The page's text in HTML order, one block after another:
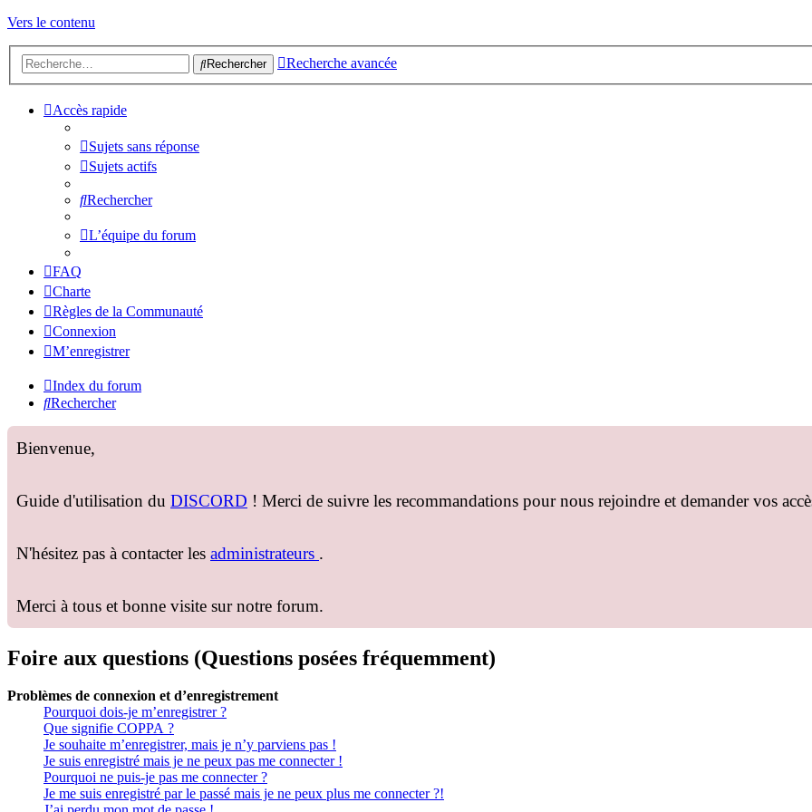
Vers le contenu
Rechercher Recherche avancée
Accès rapide
Sujets sans réponse
Sujets actifs
Rechercher
L’équipe du forum
FAQ
Charte
Règles de la Communauté
Connexion
M’enregistrer
Index du forum
Rechercher
Bienvenue,
Guide d'utilisation du DISCORD ! Merci de suivre les recommandations pour nous rejoindre et demander vos
N'hésitez pas à contacter les administrateurs .
Merci à tous et bonne visite sur notre forum.
Foire aux questions (Questions posées fréquemment)
Problèmes de connexion et d’enregistrement
Pourquoi dois-je m’enregistrer ?
Que signifie COPPA ?
Je souhaite m’enregistrer, mais je n’y parviens pas !
Je suis enregistré mais je ne peux pas me connecter !
Pourquoi ne puis-je pas me connecter ?
Je me suis enregistré par le passé mais je ne peux plus me connecter ?!